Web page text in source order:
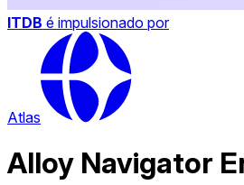
ITDB é impulsionado por
Atlas
Alloy Navigator